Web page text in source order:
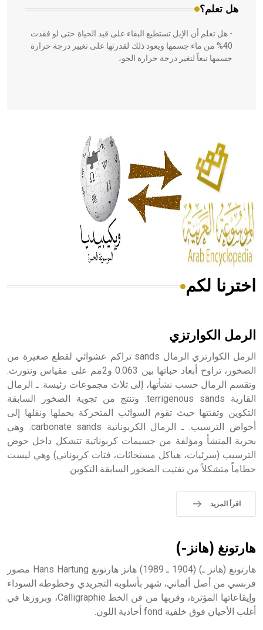
هل تعلم؟
- هل تعلم أن الإبل تستطيع البقاء على قيد الحياة حتى لو فقدت
40% من ماء جسمها ويعود ذلك لقدرتها على تغيير درجة حرارة
جسمها تبعاً لتغير درجة حرارة الجو،
الحكم، الأدلة، تنظيم التغذية، ورسالته في جروح الرأس. ويعود
له الفضل بأنه حرر الطب من الدين والفلسفة.
- هل تعلم أن المرجان إفراز حيواني يتكون في البحر ويتركب
من مادة كربونات الكلسيوم، وهو أحمر أو شديد الحمرة وهو
أجود أنواعه، ويمتاز بكبر الحجم ويسمى الش
هل تعلم أن الأبسيد كلمة فرنسية اللفظ تم اعتمادها مصطلحاً
- هل تعلم أن أبجر Abgar اسم معروف جيداً يعود إلى عدد من
الملوك الذين حكموا مدينة إديسا (الرها) من أبجر الأول وحتى
التاسع، وهم ينتسبون إلى أسرة أوسروين
- هل تعلم أن الأبجدية الكنعانية تتألف من /22/ علامة كتابية
حيث تقتصر القيمة الصوتية للعلامة الك
اخترنا لكم
الرمل الكوارتزي
الرمل الكوارتزي الرمال sands تراكم عشوائي لقطع صغيرة من
الصخور، تراوح أبعاد حباتها بين 0.063 و2مم على مقياس ونتورث.
وتقسم الرمال حسب نشأتها، إلى ثلاث مجموعات رئيسة: ـ الرمال
القارية terrigenous sands: وتنتج من تجوية الصخور السابقة
التكوين وتفتتها حيث تقوم السوائب المتحركة بحملها ونقلها إلى
أحواض الترسيب. ـ الرمال الكربوناتية carbonate sands: وهي
بحرية المنشأ ومؤلفة من جسيمات كربوناتية تتشكل داخل حوض
الترسيب (سرئيات، هياكل مستحاثات، فتات كربوناتي) وهي ليست
حطاماً متشكلاً من تفتيت الصخور السابقة التكوين.
اقرأ المزيد
هارتونغ (هانز-)
هارتونغ (هانز ـ) (1904 ـ 1989) هانز هارتونغ Hans Hartung مصور
فرنسي من أصل ألماني، شهر بأسلوبه التجريدي وخطوطه السوداء
وإيقاعاتها المؤثرة، وقربها من فن الخط Calligraphie، وبروزها في
أغلب الأحيان فوق خلفية fond أحادية اللون.